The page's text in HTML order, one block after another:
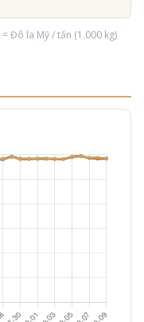
= Đô la Mỹ / tấn (1.000 kg)